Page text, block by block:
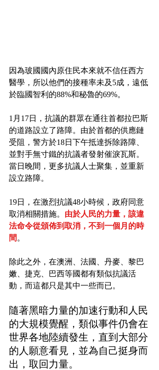
因為玻國國內原住民本來就不信任西方
醫學，所以他們的接種率未及5成，遠低
於臨國智利的88%和秘魯的69%。
1月17日，抗議的群眾在通往首都拉巴斯
的道路設立了路障。由於首都的供應鏈
受阻，警方於18日下午抵達拆除路障、
並對手無寸鐵的抗議者發射催淚瓦斯。
當日晚間，更多抗議人士聚集，並重新
設立路障。
19日，在激烈抗議48小時候，政府同意
取消相關措施。 由於人民的力量，該違
法命令從頒佈到取消，不到一個月的時
間 。
除此之外，在澳洲、法國、丹麥、黎巴
嫩、捷克、巴西等國都有類似抗議活
動，而這都只是其中一些而已。
隨著黑暗力量的加速行動和人民
的大規模覺醒，類似事件仍會在
世界各地陸續發生，直到大部分
的人願意看見，並為自己挺身而
出，取回力量。